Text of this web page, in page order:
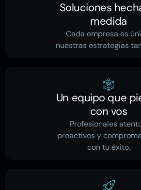
Soluciones
medida
Cada empresa es
nuestras estrategias
Un equipo que
con vos
Profesionales
proactivos y
con tu éxito.